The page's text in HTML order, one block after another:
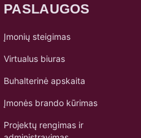
PASLAUGOS
Įmonių steigimas
Virtualus biuras
Buhalterinė apskaita
Įmonės brando kūrimas
Projektų rengimas ir